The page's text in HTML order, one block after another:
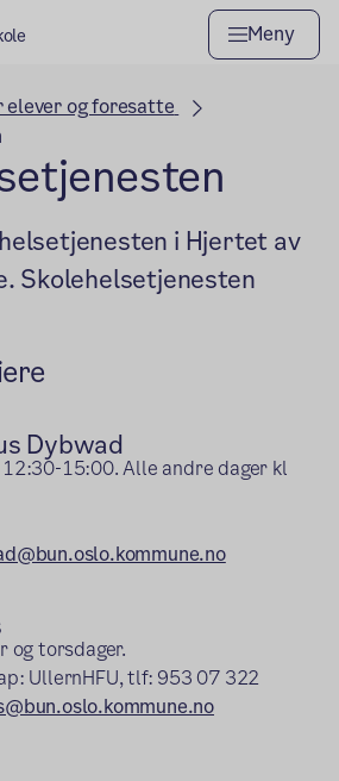
Meny
elever og foresatte
i Hjertet av
Skolehelsetjenesten
Dybwad
15:00. Alle andre dager kl
og torsdager.
UllernHFU, tlf: 953 07 322